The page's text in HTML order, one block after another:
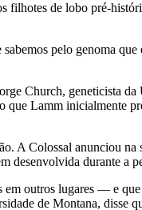
filhotes de lobo pré-
pelo genoma
Church, geneticista
Lamm inicialmente
A Colossal anunciou
desenvolvida durante a
outros lugares — e
de Montana, disse